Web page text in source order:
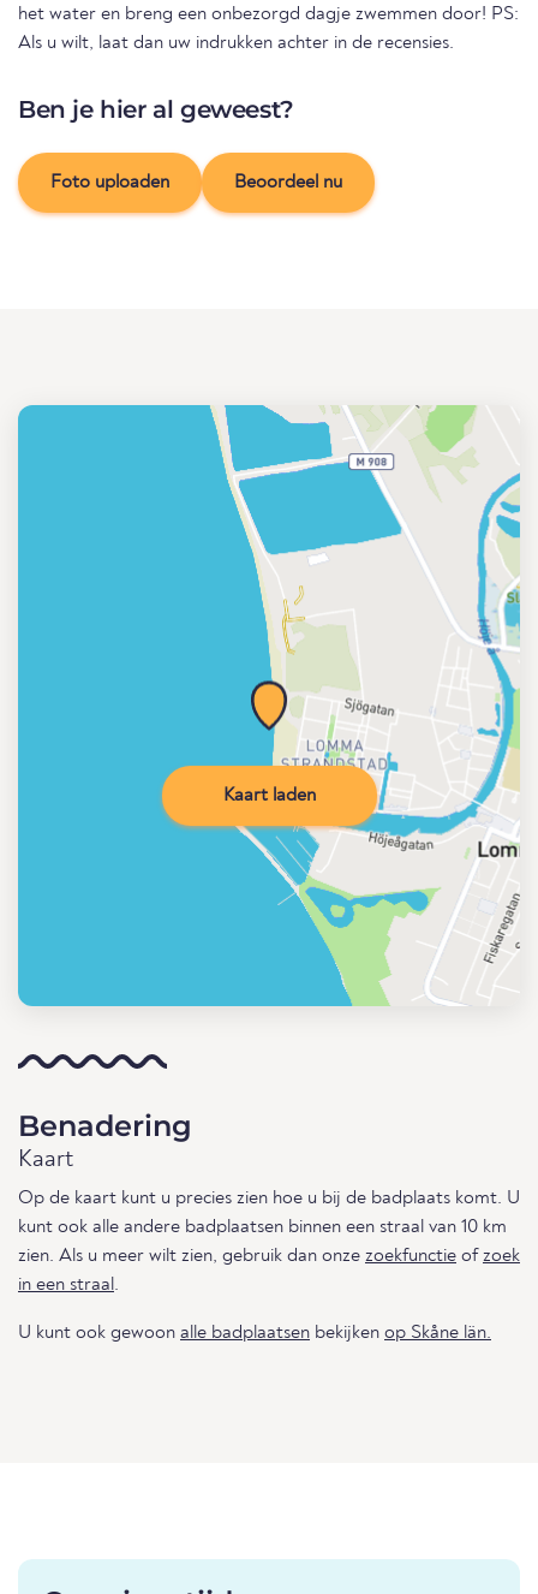
het water en breng een onbezorgd dagje zwemmen door! PS:
Als u wilt, laat dan uw indrukken achter in de recensies.
Ben je hier al geweest?
Foto uploaden Beoordeel nu
Kaart laden
Benadering
Kaart
Op de kaart kunt u precies zien hoe u bij de badplaats komt. U
kunt ook alle andere badplaatsen binnen een straal van 10 km
zien. Als u meer wilt zien, gebruik dan onze zoekfunctie ofzoek
in een straal.
U kunt ook gewoon alle badplaatsen bekijken op Skåne län.